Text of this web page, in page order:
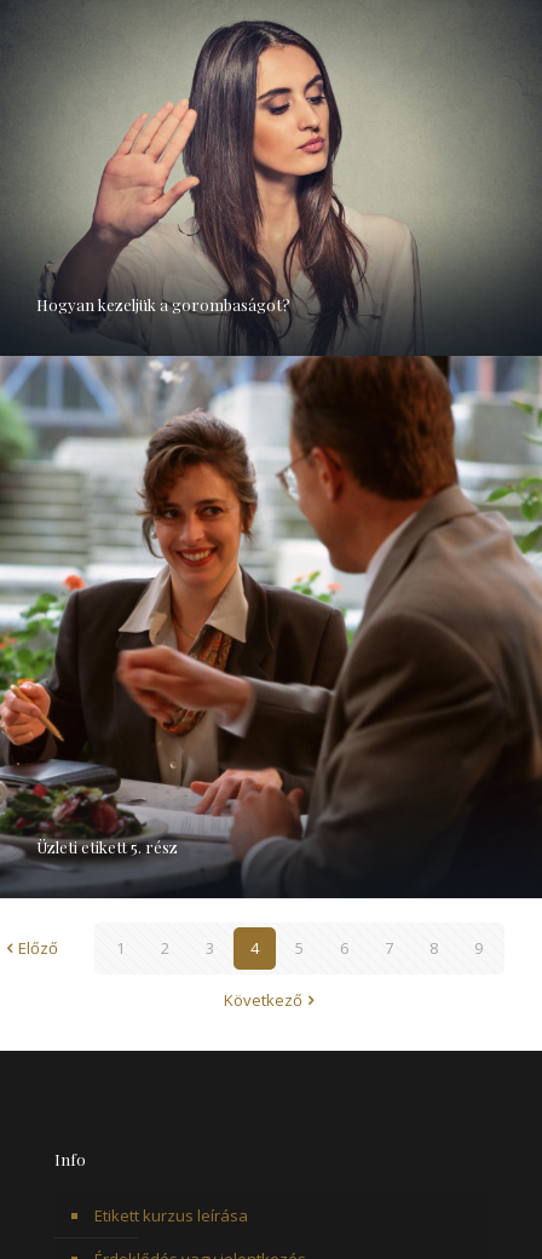
Hogyan kezeljük a gorombaságot?
Üzleti etikett 5. rész
Előző 1 2 3 4 5 6 7 8 9
Következő
Info
Etikett kurzus leírása